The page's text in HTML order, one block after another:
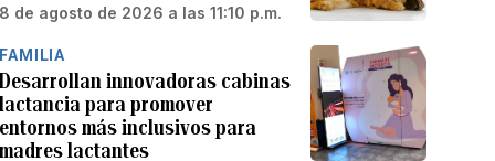
8 de agosto de 2026 a las 11:10 p.m.
FAMILIA
Desarrollan innovadoras cabinas
lactancia para promover
entornos más inclusivos para
madres lactantes